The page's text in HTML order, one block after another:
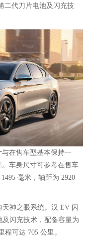
二代刀片电池及闪充技
在售车型基本保持一
] 。车身尺寸可参考在售车
毫米，轴距为 2920
神之眼系统。汉 EV 闪
闪充技术，配备容量为
程可达 705 公里 。